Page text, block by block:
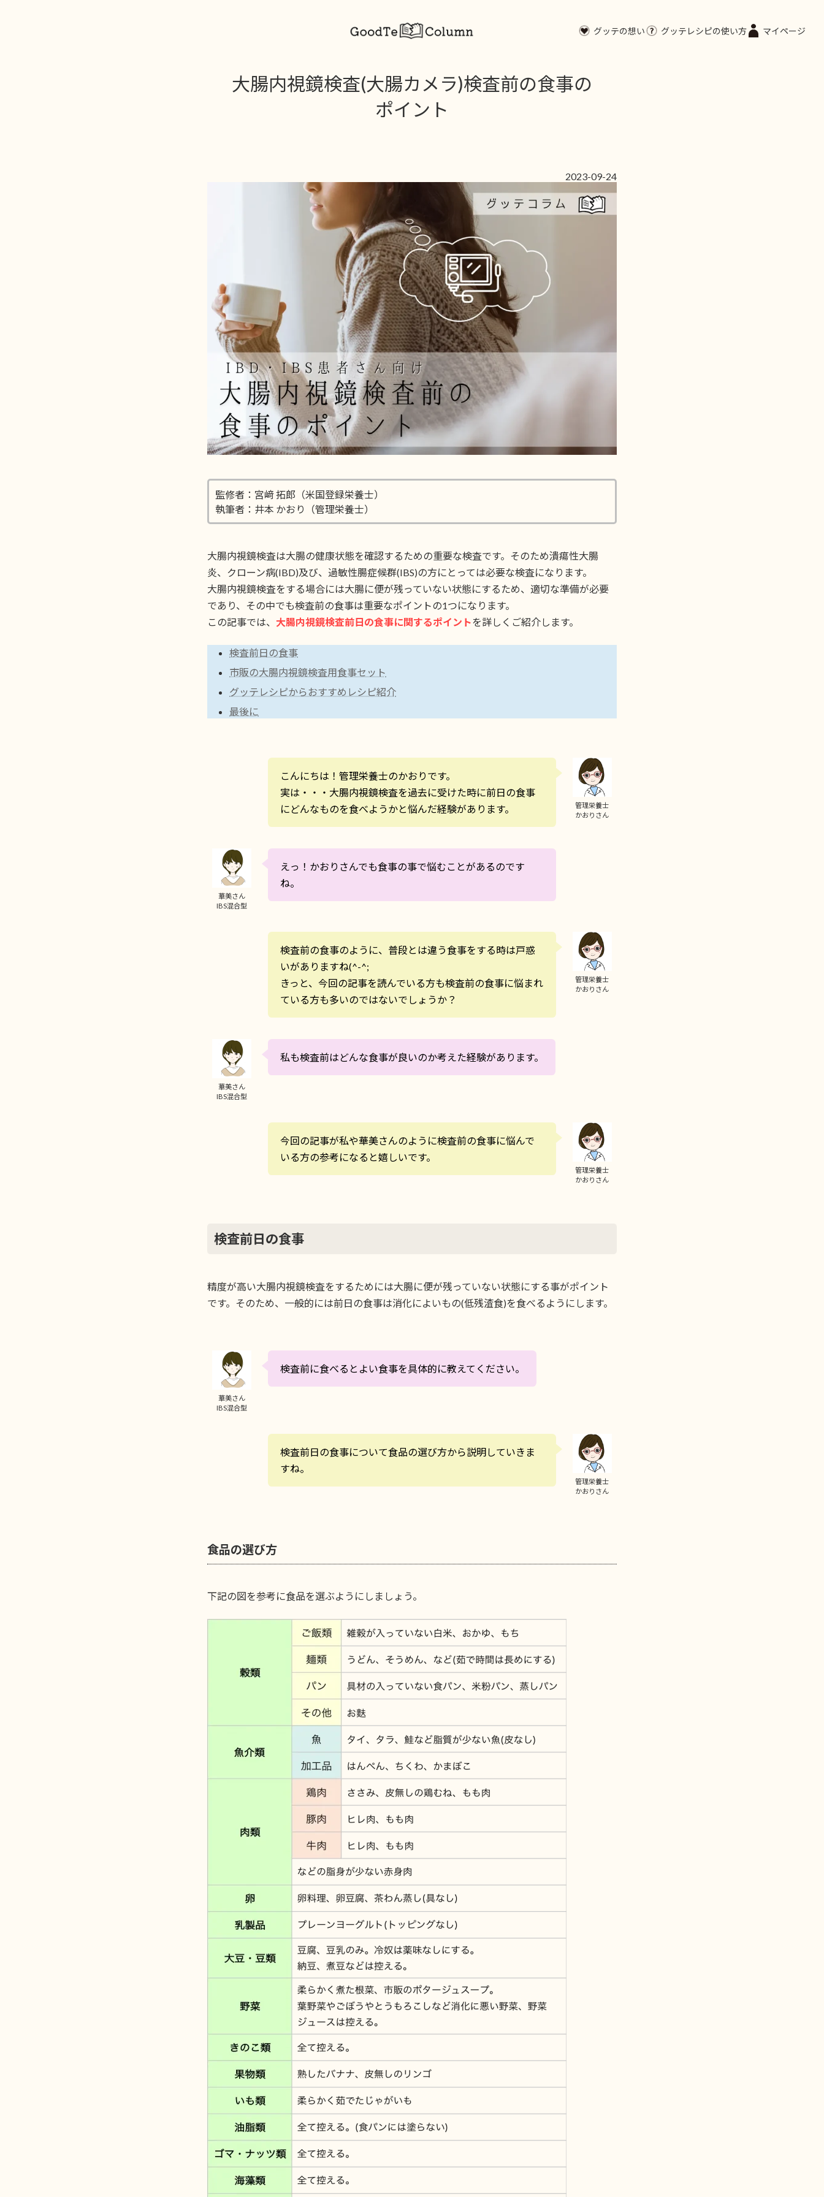
グッテの想い グッテレシピの使い方 マイページ
大腸内視鏡検査(大腸カメラ)検査前の食事の
ポイント
2023-09-24
監修者：宮﨑 拓郎（米国登録栄養士）
執筆者：井本 かおり（管理栄養士）
大腸内視鏡検査は大腸の健康状態を確認するための重要な検査です。そのため潰瘍性大腸
炎、クローン病(IBD)及び、過敏性腸症候群(IBS)の方にとっては必要な検査になります。
大腸内視鏡検査をする場合には大腸に便が残っていない状態にするため、適切な準備が必要
であり、その中でも検査前の食事は重要なポイントの1つになります。
この記事では、 大腸内視鏡検査前日の食事に関するポイントを詳しくご紹介します。
検査前日の食事
市販の大腸内視鏡検査用食事セット
グッテレシピからおすすめレシピ紹介
最後に
管理栄養士
かおりさん
こんにちは！管理栄養士のかおりです。
実は・・・大腸内視鏡検査を過去に受けた時に前日の食事
にどんなものを食べようかと悩んだ経験があります。
華美さん
IBS混合型
えっ！かおりさんでも食事の事で悩むことがあるのです
ね。
管理栄養士
かおりさん
検査前の食事のように、普段とは違う食事をする時は戸惑
いがありますね(^-^;
きっと、今回の記事を読んでいる方も検査前の食事に悩まれ
ている方も多いのではないでしょうか？
華美さん
IBS混合型
私も検査前はどんな食事が良いのか考えた経験があります。
管理栄養士
かおりさん
今回の記事が私や華美さんのように検査前の食事に悩んで
いる方の参考になると嬉しいです。
検査前日の食事
精度が高い大腸内視鏡検査をするためには大腸に便が残っていない状態にする事がポイント
です。そのため、一般的には前日の食事は消化によいもの(低残渣食)を食べるようにします。
華美さん
IBS混合型
検査前に食べるとよい食事を具体的に教えてください。
管理栄養士
かおりさん
検査前日の食事について食品の選び方から説明していきま
すね。
食品の選び方
下記の図を参考に食品を選ぶようにしましょう。